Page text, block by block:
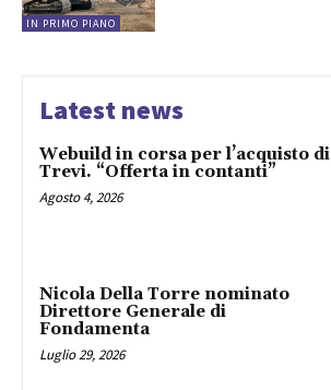
IN PRIMO PIANO
Latest news
Webuild in corsa per l’acquisto di
Trevi. “Offerta in contanti”
Agosto 4, 2026
Nicola Della Torre nominato
Direttore Generale di
Fondamenta
Luglio 29, 2026